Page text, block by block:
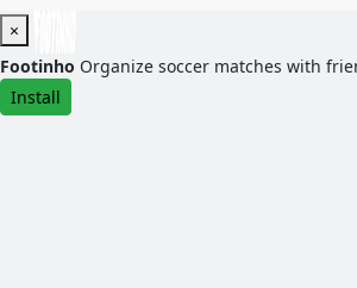
×
Footinho Organize soccer matches with
Install